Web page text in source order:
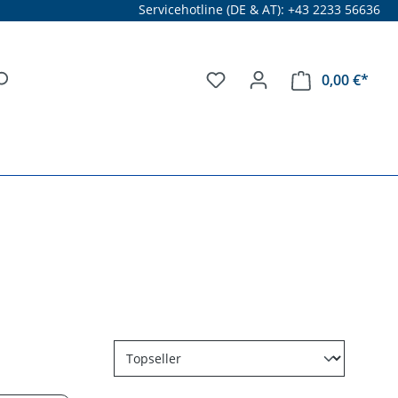
Servicehotline (DE & AT): +43 2233 56636
0,00 €*